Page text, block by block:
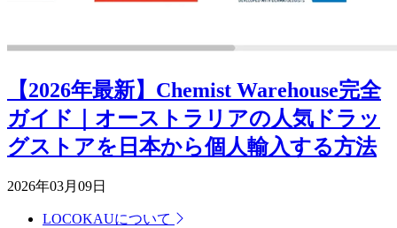
【2026年最新】Chemist Warehouse完全
ガイド｜オーストラリアの人気ドラッ
グストアを日本から個人輸入する方法
2026年03月09日
LOCOKAUについて